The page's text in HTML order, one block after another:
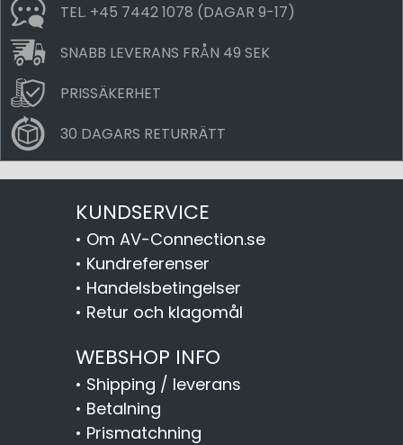
TEL. +45 7442 1078 (DAGAR 9-17)
SNABB LEVERANS FRÅN 49 SEK
PRISSÄKERHET
30 DAGARS RETURRÄTT
KUNDSERVICE
• Om AV-Connection.se
• Kundreferenser
• Handelsbetingelser
• Retur och klagomål
WEBSHOP INFO
• Shipping / leverans
• Betalning
• Prismatchning